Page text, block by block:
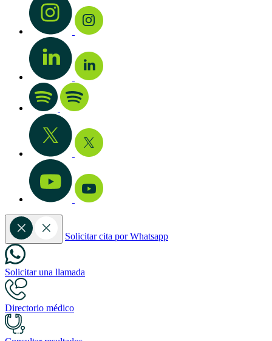
Solicitar cita por Whatsapp
Solicitar una llamada
Directorio médico